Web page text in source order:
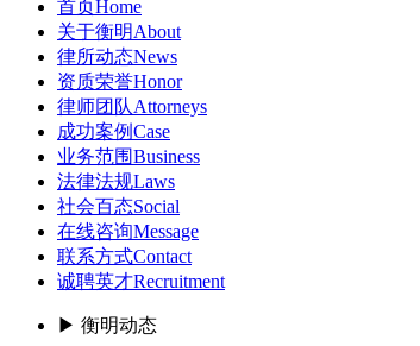
首页Home
关于衡明About
律所动态News
资质荣誉Honor
律师团队Attorneys
成功案例Case
业务范围Business
法律法规Laws
社会百态Social
在线咨询Message
联系方式Contact
诚聘英才Recruitment
▶ 衡明动态